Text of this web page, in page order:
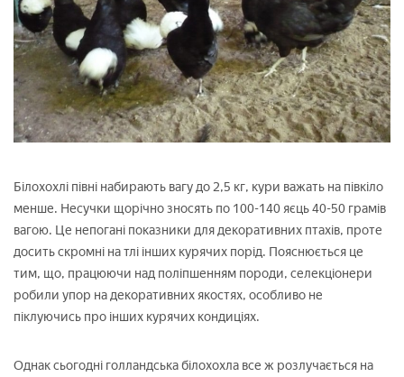
Білохохлі півні набирають вагу до 2,5 кг, кури важать на півкіло
менше. Несучки щорічно зносять по 100-140 яєць 40-50 грамів
вагою. Це непогані показники для декоративних птахів, проте
досить скромні на тлі інших курячих порід. Пояснюється це
тим, що, працюючи над поліпшенням породи, селекціонери
робили упор на декоративних якостях, особливо не
піклуючись про інших курячих кондиціях.
Однак сьогодні голландська білохохла все ж розлучається на